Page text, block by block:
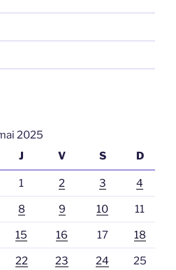
2025
J V S D
1 2 3 4
8 9 10 11
15 16 17 18
22 23 24 25